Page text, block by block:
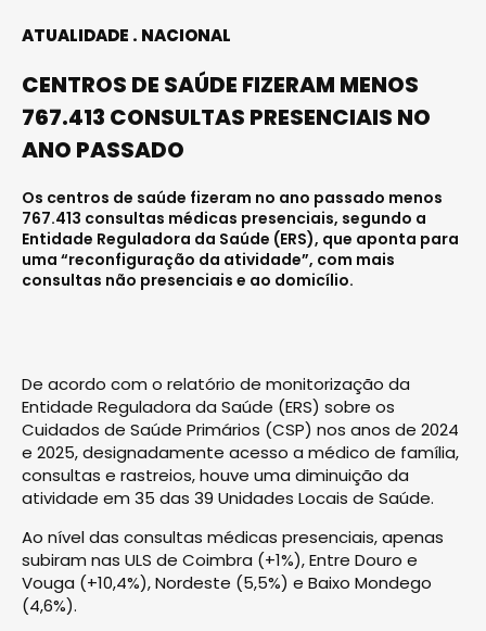
ATUALIDADE NACIONAL
CENTROS DE SAÚDE FIZERAM MENOS
767.413 CONSULTAS PRESENCIAIS NO
ANO PASSADO
Os centros de saúde fizeram no ano passado menos
767.413 consultas médicas presenciais, segundo a
Entidade Reguladora da Saúde (ERS), que aponta para
uma “reconfiguração da atividade”, com mais
consultas não presenciais e ao domicílio.
De acordo com o relatório de monitorização da
Entidade Reguladora da Saúde (ERS) sobre os
Cuidados de Saúde Primários (CSP) nos anos de 2024
e 2025, designadamente acesso a médico de família,
consultas e rastreios, houve uma diminuição da
atividade em 35 das 39 Unidades Locais de Saúde.
Ao nível das consultas médicas presenciais, apenas
subiram nas ULS de Coimbra (+1%), Entre Douro e
Vouga (+10,4%), Nordeste (5,5%) e Baixo Mondego
(4,6%).